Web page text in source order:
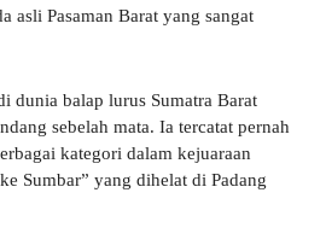
asli Pasaman Barat yang sangat
dunia balap lurus Sumatra Barat
sebelah mata. Ia tercatat pernah
kategori dalam kejuaraan
Sumbar” yang dihelat di Padang